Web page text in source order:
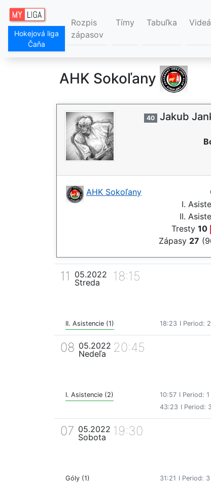
Hokejová liga
Čaňa
Rozpis
zápasov
Tímy Tabuľka Videá
AHK Sokoľany
40 Jakub
AHK Sokoľany
I.
II.
Tresty10
Zápasy 27
11
05.2022
Streda
18:15
II. Asistencie (1) 18:23 I Period: 2
08 05.2022
Nedeľa
20:45
I. Asistencie (2) 10:57 I Period: 1
43:23 I Period:
07 05.2022
Sobota
19:30
Góly (1) 31:21 I Period: 3